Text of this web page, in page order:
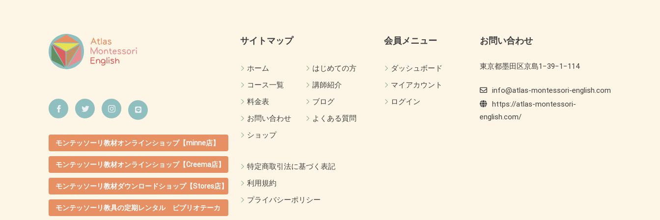
モンテッソーリ教材オンラインショップ【minne店】
モンテッソーリ教材オンラインショップ【Creema店】
モンテッソーリ教材ダウンロードショップ【Stores店】
モンテッソーリ教具の定期レンタル ビブリオテーカ
サイトマップ
ホーム
はじめての方
コース一覧
講師紹介
料金表
ブログ
お問い合わせ
よくある質問
ショップ
特定商取引法に基づく表記
利用規約
プライバシーポリシー
会員メニュー
ダッシュボード
マイアカウント
ログイン
お問い合わせ
東京都墨田区京島1−39−1−114
info@atlas-montessori-english.com
https://atlas-montessori-
english.com/